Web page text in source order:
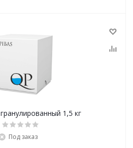
pH-МИНУС гранулированный 1,5 кг
Под заказ